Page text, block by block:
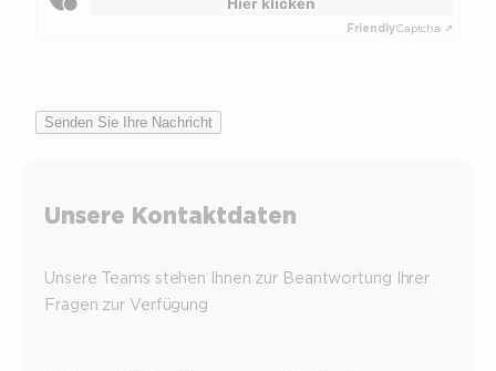
Unsere Kontaktdaten
Unsere Teams stehen Ihnen zur Beantwortung Ihrer
Fragen zur Verfügung
FriendlyCaptcha ⇗
Senden Sie Ihre Nachricht